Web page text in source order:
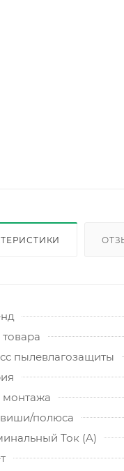
пылевлагозащиты
монтажа
полюса
Ток (A)